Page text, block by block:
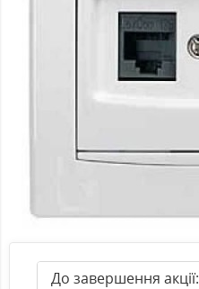
До завершення акції: